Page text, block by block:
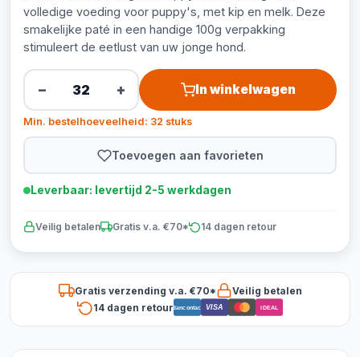
volledige voeding voor puppy's, met kip en melk. Deze
smakelijke paté in een handige 100g verpakking
stimuleert de eetlust van uw jonge hond.
− + In winkelwagen
Min. bestelhoeveelheid: 32 stuks
Toevoegen aan favorieten
Leverbaar: levertijd 2-5 werkdagen
Veilig betalen Gratis v.a. €70* 14 dagen retour
Gratis verzending v.a. €70*
Veilig betalen
14 dagen retourBancontact VISA iDEAL